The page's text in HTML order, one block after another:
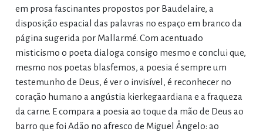
em prosa fascinantes propostos por Baudelaire, a
disposição espacial das palavras no espaço em branco da
página sugerida por Mallarmé. Com acentuado
misticismo o poeta dialoga consigo mesmo e conclui que,
mesmo nos poetas blasfemos, a poesia é sempre um
testemunho de Deus, é ver o invisível, é reconhecer no
coração humano a angústia kierkegaardiana e a fraqueza
da carne. E compara a poesia ao toque da mão de Deus ao
barro que foi Adão no afresco de Miguel Ângelo: ao